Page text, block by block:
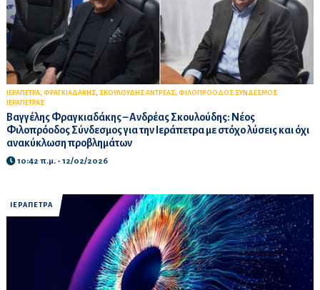
ΙΕΡΑΠΕΤΡΑ, ΦΡΑΓΚΙΑΔΑΚΗΣ, ΣΚΟΥΛΟΥΔΗΣ ΑΝΤΡΕΑΣ, ΦΙΛΟΠΡΟΟΔΟΣ ΣΥΝΔΕΣΜΟΣ
ΙΕΡΑΠΕΤΡΑΣ
Βαγγέλης Φραγκιαδάκης – Ανδρέας Σκουλούδης: Νέος
Φιλοπρόοδος Σύνδεσμος για την Ιεράπετρα με στόχο λύσεις και όχι
ανακύκλωση προβλημάτων
10:42 π.μ. - 12/02/2026
ΙΕΡΑΠΕΤΡΑ